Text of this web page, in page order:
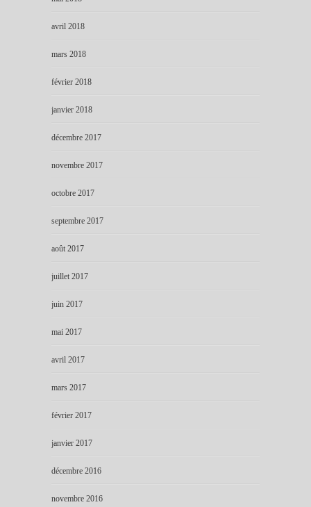
avril 2018
mars 2018
février 2018
janvier 2018
décembre 2017
novembre 2017
octobre 2017
septembre 2017
août 2017
juillet 2017
juin 2017
mai 2017
avril 2017
mars 2017
février 2017
janvier 2017
décembre 2016
novembre 2016